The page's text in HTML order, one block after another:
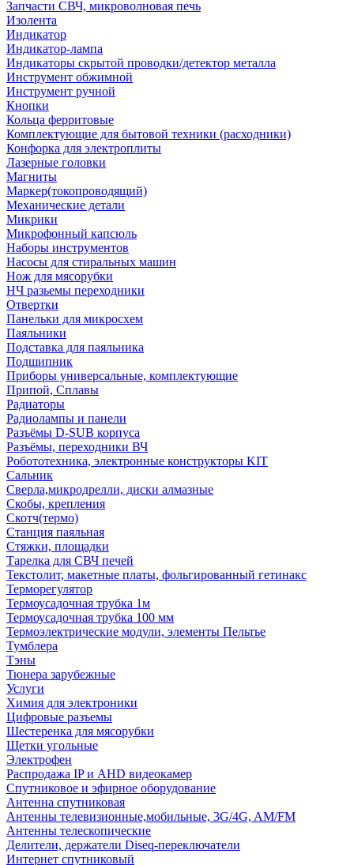
Запчасти СВЧ, микроволновая печь
Изолента
Индикатор
Индикатор-лампа
Индикаторы скрытой проводки/детектор металла
Инструмент обжимной
Инструмент ручной
Кнопки
Кольца ферритовые
Комплектующие для бытовой техники (расходники)
Конфорка для электроплиты
Лазерные головки
Магниты
Маркер(токопроводящий)
Механические детали
Микрики
Микрофонный капсюль
Наборы инструментов
Насосы для стиральных машин
Нож для мясорубки
НЧ разьемы переходники
Отвертки
Панельки для микросхем
Паяльники
Подставка для паяльника
Подшипник
Приборы универсальные, комплектующие
Припой, Сплавы
Радиаторы
Радиолампы и панели
Разъёмы D-SUB корпуса
Разъёмы, переходники ВЧ
Робототехника, электронные конструкторы KIT
Сальник
Сверла,микродрелли, диски алмазные
Скобы, крепления
Скотч(термо)
Станция паяльная
Стяжки, площадки
Тарелка для СВЧ печей
Текстолит, макетные платы, фольгированный гетинакс
Терморегулятор
Термоусадочная трубка 1м
Термоусадочная трубка 100 мм
Термоэлектрические модули, элементы Пельтье
Тумблера
Тэны
Тюнера зарубежные
Услуги
Химия для электроники
Цифровые разъемы
Шестеренка для мясорубки
Щетки угольные
Электрофен
Распродажа IP и AHD видеокамер
Спутниковое и эфирное оборудование
Антенна спутниковая
Антенны телевизионные,мобильные, 3G/4G, AM/FM
Антенны телескопические
Делители, держатели Diseq-переключатели
Интернет спутниковый